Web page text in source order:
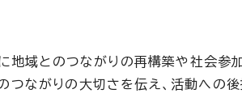
地域とのつながりの再構築や社会参
つながりの大切さを伝え、活動への